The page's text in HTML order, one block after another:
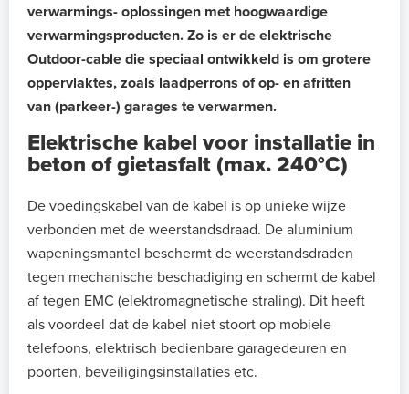
verwarmings- oplossingen met hoogwaardige
verwarmingsproducten. Zo is er de elektrische
Outdoor-cable die speciaal ontwikkeld is om grotere
oppervlaktes, zoals laadperrons of op- en afritten
van (parkeer-) garages te verwarmen.
Elektrische kabel voor installatie in
beton of gietasfalt (max. 240°C)
De voedingskabel van de kabel is op unieke wijze
verbonden met de weerstandsdraad. De aluminium
wapeningsmantel beschermt de weerstandsdraden
tegen mechanische beschadiging en schermt de kabel
af tegen EMC (elektromagnetische straling). Dit heeft
als voordeel dat de kabel niet stoort op mobiele
telefoons, elektrisch bedienbare garagedeuren en
poorten, beveiligingsinstallaties etc.